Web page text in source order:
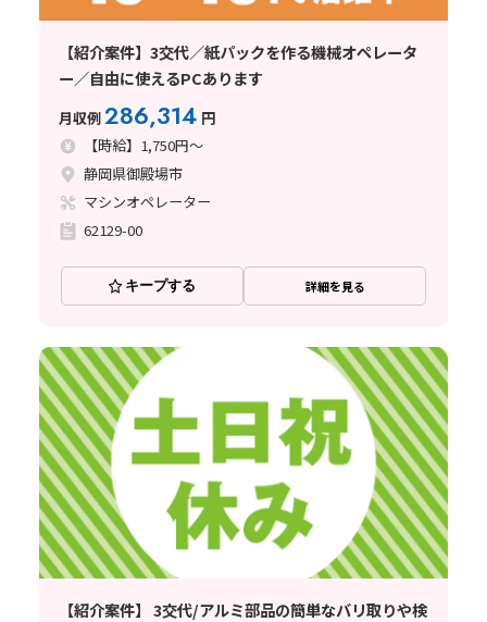
【紹介案件】3交代／紙パックを作る機械オペレータ
ー／自由に使えるPCあります
月収例286,314 円
【時給】1,750円～
静岡県御殿場市
マシンオペレーター
62129-00
キープする 詳細を見る
【紹介案件】 3交代/アルミ部品の簡単なバリ取りや検